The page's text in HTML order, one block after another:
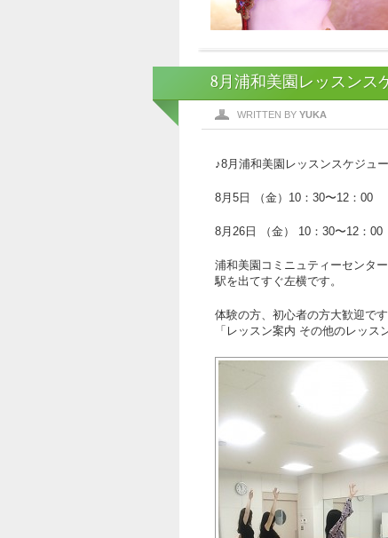
8月浦和美園レッスンス
WRITTEN BY YUKA
♪8月浦和美園レッスンスケジュ
8月5日 （金）10：30〜12：00
8月26日 （金） 10：30〜12：00
浦和美園コミニュティーセンタ
駅を出てすぐ左横です。
体験の方、初心者の方大歓迎です
「レッスン案内 その他のレッス